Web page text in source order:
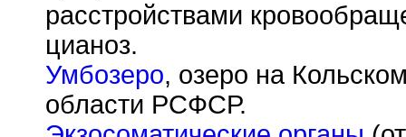
расстройствами
цианоз.
Умбозеро, озеро на
области РСФСР.